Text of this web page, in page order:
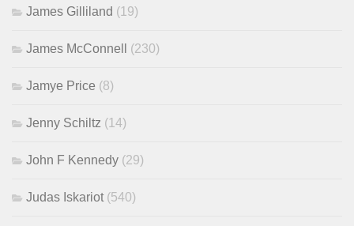
James Gilliland (19)
James McConnell (230)
Jamye Price (8)
Jenny Schiltz (14)
John F Kennedy (29)
Judas Iskariot (540)